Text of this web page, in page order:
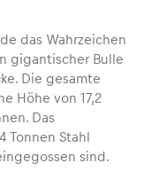
das Wahrzeichen
gigantischer Bulle
Die gesamte
Höhe von 17,2
Das
Tonnen Stahl
sind.